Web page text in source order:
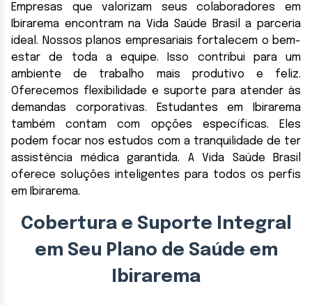
Empresas que valorizam seus colaboradores em
Ibirarema encontram na Vida Saúde Brasil a parceria
ideal. Nossos planos empresariais fortalecem o bem-
estar de toda a equipe. Isso contribui para um
ambiente de trabalho mais produtivo e feliz.
Oferecemos flexibilidade e suporte para atender às
demandas corporativas. Estudantes em Ibirarema
também contam com opções específicas. Eles
podem focar nos estudos com a tranquilidade de ter
assistência médica garantida. A Vida Saúde Brasil
oferece soluções inteligentes para todos os perfis
em Ibirarema.
Cobertura e Suporte Integral
em Seu Plano de Saúde em
Ibirarema